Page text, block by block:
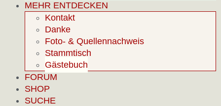
MEHR ENTDECKEN
Kontakt
Danke
Foto- & Quellennachweis
Stammtisch
Gästebuch
FORUM
SHOP
SUCHE